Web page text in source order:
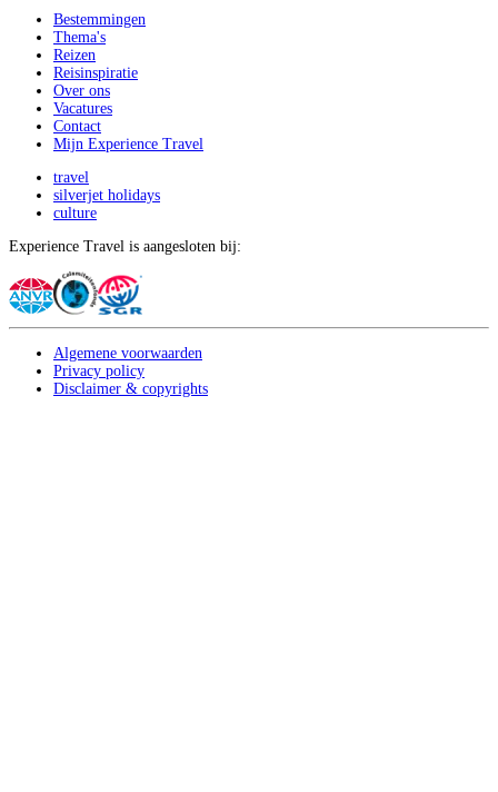
Bestemmingen
Thema's
Reizen
Reisinspiratie
Over ons
Vacatures
Contact
Mijn Experience Travel
travel
silverjet holidays
culture
Experience Travel is aangesloten bij:
Algemene voorwaarden
Privacy policy
Disclaimer & copyrights